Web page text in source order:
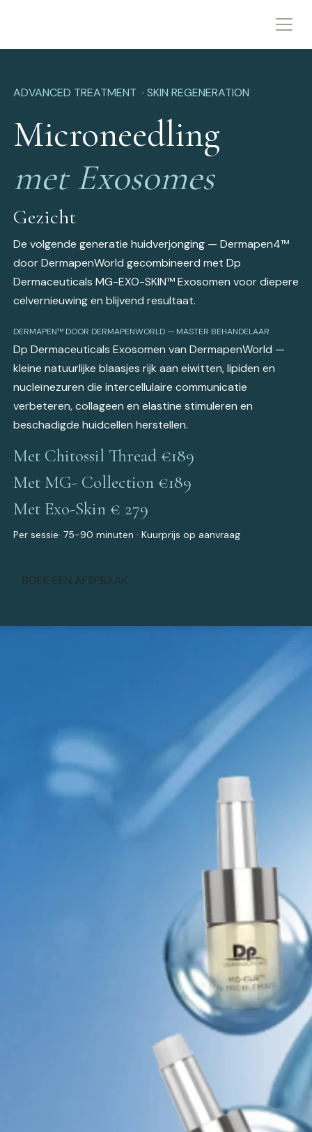
ADVANCED TREATMENT · SKIN REGENERATION
Microneedling
met Exosomes
Gezicht
De volgende generatie huidverjonging — Dermapen4™
door DermapenWorld gecombineerd met Dp
Dermaceuticals MG-EXO-SKIN™ Exosomen voor diepere
celvernieuwing en blijvend resultaat.
DERMAPEN™ DOOR DERMAPENWORLD — MASTER BEHANDELAAR
Dp Dermaceuticals Exosomen van DermapenWorld —
kleine natuurlijke blaasjes rijk aan eiwitten, lipiden en
nucleïnezuren die intercellulaire communicatie
verbeteren, collageen en elastine stimuleren en
beschadigde huidcellen herstellen.
Met Chitossil Thread €189
Met MG- Collection €189
Met Exo-Skin € 279
Per sessie· 75-90 minuten · Kuurprijs op aanvraag
BOEK EEN AFSPRAAK